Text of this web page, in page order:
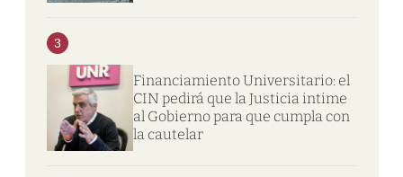
3
Financiamiento Universitario: el
CIN pedirá que la Justicia intime
al Gobierno para que cumpla con
la cautelar